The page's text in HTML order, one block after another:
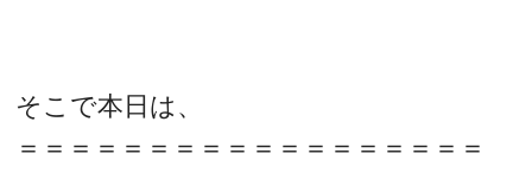
そこで本日は、
＝＝＝＝＝＝＝＝＝＝＝＝＝＝＝＝＝＝